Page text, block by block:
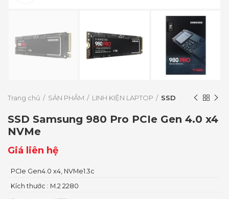
Trang chủ SẢN PHẨM LINH KIỆN LAPTOP SSD
SSD Samsung 980 Pro PCIe Gen 4.0 x4
NVMe
Giá liên hệ
PCIe Gen4.0 x4, NVMe1.3c
Kích thước : M.2 2280